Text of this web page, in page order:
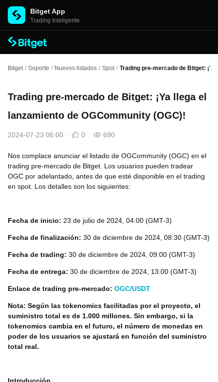
Bitget App
Trading Inteligente
Bitget / Soporte / Nuevos listados / Spot / Trading pre-mercado de Bitget:
Trading pre-mercado de Bitget: ¡Ya llega el
lanzamiento de OGCommunity (OGC)!
2024-07-23 06:00 0 690
Nos complace anunciar el listado de OGCommunity (OGC) en el
trading pre-mercado de Bitget. Los usuarios pueden tradear
OGC por adelantado, antes de que esté disponible en el trading
en spot. Los detalles son los siguientes:
Fecha de inicio: 23 de julio de 2024, 04:00 (GMT-3)
Fecha de finalización: 30 de diciembre de 2024, 08:30 (GMT-3)
Fecha de trading: 30 de diciembre de 2024, 09:00 (GMT-3)
Fecha de entrega: 30 de diciembre de 2024, 13:00 (GMT-3)
Enlace de trading pre-mercado: OGC/USDT
Nota: Según las tokenomics facilitadas por el proyecto, el
suministro total es de 1.000 millones. Sin embargo, si la
tokenomics cambia en el futuro, el número de monedas en
poder de los usuarios se ajustará en función del suministro
total real.